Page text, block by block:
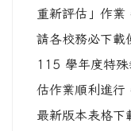
重新評估」作業
請各校務必下載
115 學年度特
估作業順利進行
最新版本表格下